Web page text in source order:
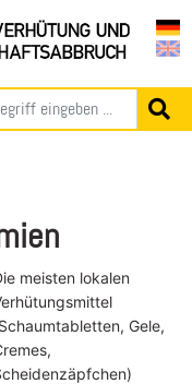
meisten lokalen
Gele,